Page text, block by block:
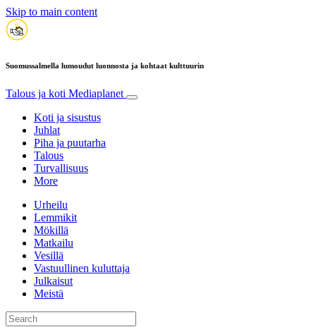
Skip to main content
Suomussalmella lumoudut luonnosta ja kohtaat kulttuurin
Talous ja koti Mediaplanet
Koti ja sisustus
Juhlat
Piha ja puutarha
Talous
Turvallisuus
More
Urheilu
Lemmikit
Mökillä
Matkailu
Vesillä
Vastuullinen kuluttaja
Julkaisut
Meistä